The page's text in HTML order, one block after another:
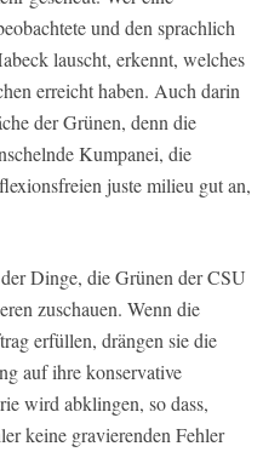
und den sprachlich
lauscht, erkennt, welches
erreicht haben. Auch darin
der Grünen, denn die
Kumpanei, die
juste milieu gut an,
Dinge, die Grünen der CSU
zuschauen. Wenn die
erfüllen, drängen sie die
auf ihre konservative
wird abklingen, so dass,
keine gravierenden Fehler